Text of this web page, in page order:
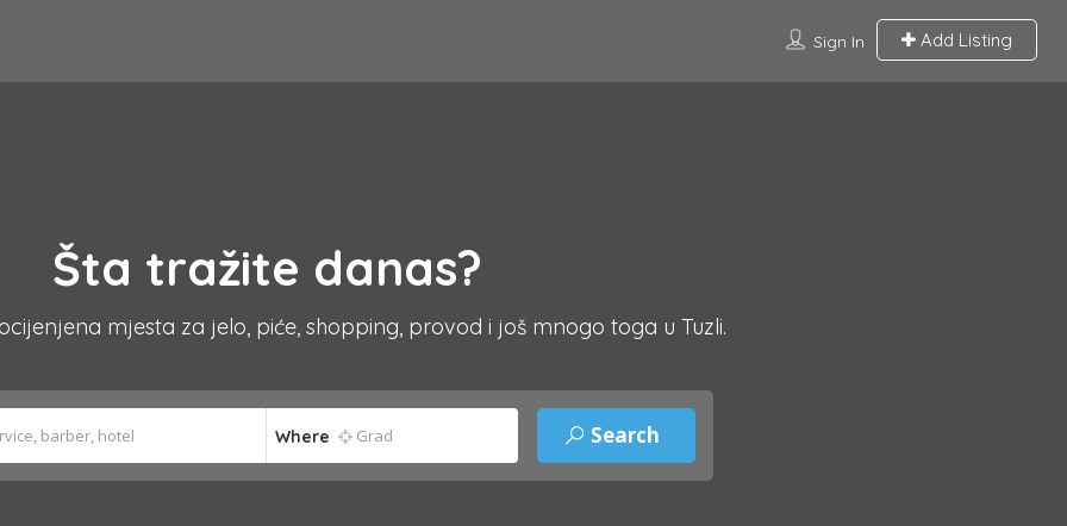
Sign In Add Listing
Šta tražite danas?
mjesta za jelo, piće, shopping, provod i još mnogo toga u Tuzli.
Where